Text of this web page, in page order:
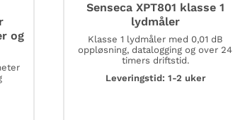
og
Senseca XPT801 klasse 1
lydmåler
Klasse 1 lydmåler med 0,01 dB
oppløsning, datalogging og over 24
timers driftstid.
Leveringstid: 1-2 uker